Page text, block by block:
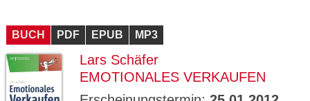
BUCH PDF EPUB MP3
Lars Schäfer
EMOTIONALES VERKAUFEN
ESSION
_ID
verlag.
de
Session verwendet
GV_CO
OKIES
gabal-
verlag.
Speichert den Zustimmungsstatus des
Domäne.
ge